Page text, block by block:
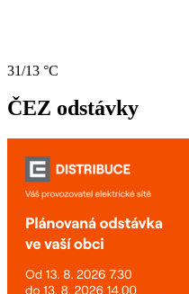
31/13 °C
ČEZ odstávky